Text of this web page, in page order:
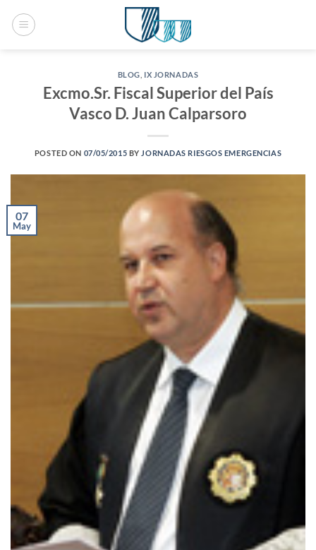
BLOG IX JORNADAS
Excmo.Sr. Fiscal Superior del País
Vasco D. Juan Calparsoro
POSTED ON 07/05/2015 BY JORNADAS RIESGOS EMERGENCIAS
07
May